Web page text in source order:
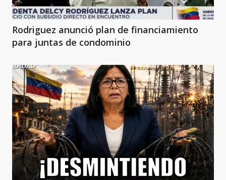
Rodriguez anunció plan de financiamiento
para juntas de condominio